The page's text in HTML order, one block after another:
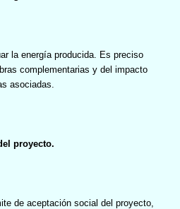
la energía producida. Es preciso
complementarias y del impacto
asociadas.
proyecto.
de aceptación social del proyecto,